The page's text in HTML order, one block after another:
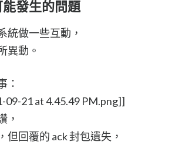
發生的問題
統做一些互動，
異動。
：
09-21 at 4.45.49 PM.png]]
，
但回覆的 ack 封包遺失，